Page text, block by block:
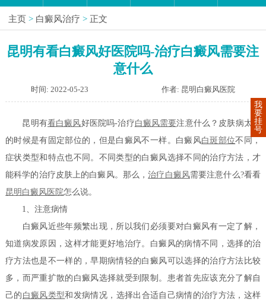
主页 > 白癜风治疗 > 正文
昆明有看白癜风好医院吗-治疗白癜风需要注
意什么
时间: 2022-05-23 作者: 昆明白癜风医院
昆明有看白癜风好医院吗-治疗白癜风需要注意什么？皮肤病太多
的时候是有固定部位的，但是白癜风不一样。白癜风白斑部位不同，
症状类型和特点也不同。不同类型的白癜风选择不同的治疗方法，才
能科学的治疗皮肤上的白癜风。那么，治疗白癜风需要注意什么?看看
昆明白癜风医院怎么说。
1、注意病情
白癜风近些年频繁出现，所以我们必须要对白癜风有一定了解，
知道病发原因，这样才能更好地治疗。白癜风的病情不同，选择的治
疗方法也是不一样的，早期病情轻的白癜风可以选择的治疗方法比较
多，而严重扩散的白癜风选择就受到限制。患者首先应该充分了解自
己的 白癜风类型和发病情况，选择出合适自己病情的治疗方法，这样
我
要
挂
号